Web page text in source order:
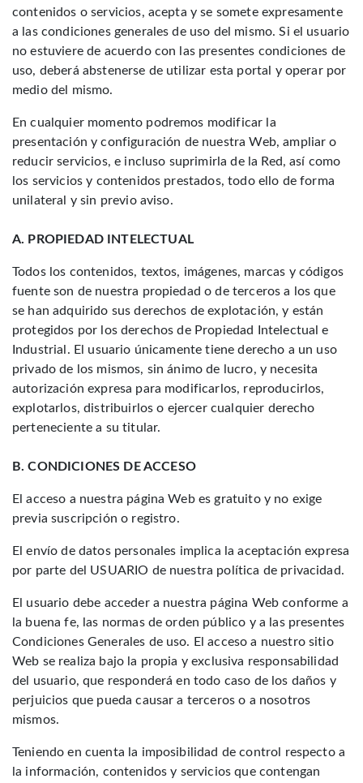
contenidos o servicios, acepta y se somete expresamente
a las condiciones generales de uso del mismo. Si el usuario
no estuviere de acuerdo con las presentes condiciones de
uso, deberá abstenerse de utilizar esta portal y operar por
medio del mismo.
En cualquier momento podremos modificar la
presentación y configuración de nuestra Web, ampliar o
reducir servicios, e incluso suprimirla de la Red, así como
los servicios y contenidos prestados, todo ello de forma
unilateral y sin previo aviso.
A. PROPIEDAD INTELECTUAL
Todos los contenidos, textos, imágenes, marcas y códigos
fuente son de nuestra propiedad o de terceros a los que
se han adquirido sus derechos de explotación, y están
protegidos por los derechos de Propiedad Intelectual e
Industrial. El usuario únicamente tiene derecho a un uso
privado de los mismos, sin ánimo de lucro, y necesita
autorización expresa para modificarlos, reproducirlos,
explotarlos, distribuirlos o ejercer cualquier derecho
perteneciente a su titular.
B. CONDICIONES DE ACCESO
El acceso a nuestra página Web es gratuito y no exige
previa suscripción o registro.
El envío de datos personales implica la aceptación expresa
por parte del USUARIO de nuestra política de privacidad.
El usuario debe acceder a nuestra página Web conforme a
la buena fe, las normas de orden público y a las presentes
Condiciones Generales de uso. El acceso a nuestro sitio
Web se realiza bajo la propia y exclusiva responsabilidad
del usuario, que responderá en todo caso de los daños y
perjuicios que pueda causar a terceros o a nosotros
mismos.
Teniendo en cuenta la imposibilidad de control respecto a
la información, contenidos y servicios que contengan